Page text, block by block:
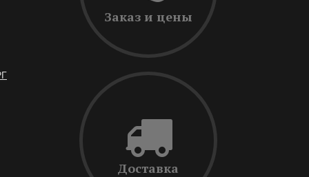
Заказ и цены
Доставка